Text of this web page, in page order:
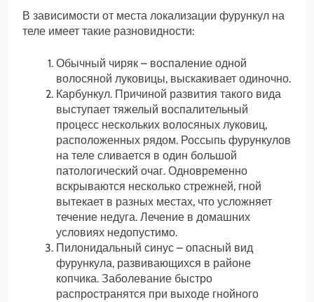
В зависимости от места локализации фурункул на
теле имеет такие разновидности:
Обычный чиряк – воспаление одной
волосяной луковицы, выскакивает одиночно.
Карбункул. Причиной развития такого вида
выступает тяжелый воспалительный
процесс нескольких волосяных луковиц,
расположенных рядом. Россыпь фурункулов
на теле сливается в один большой
патологический очаг. Одновременно
вскрываются несколько стрежней, гной
вытекает в разных местах, что усложняет
течение недуга. Лечение в домашних
условиях недопустимо.
Пилонидальный синус – опасный вид
фурункула, развивающихся в районе
копчика. Заболевание быстро
распространятся при выходе гнойного